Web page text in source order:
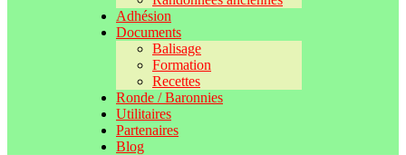
Adhésion
Documents
Balisage
Formation
Recettes
Ronde / Baronnies
Utilitaires
Partenaires
Blog